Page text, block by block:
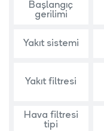
Başlangıç
gerilimi
Yakıt sistemi
Yakıt filtresi
Hava filtresi
tipi